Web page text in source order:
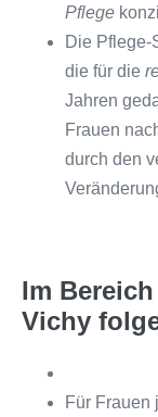
Pflege
Die Pflege-
die für die
Jahren
Frauen
durch den
Im Bereich
Vichy
Für Frauen